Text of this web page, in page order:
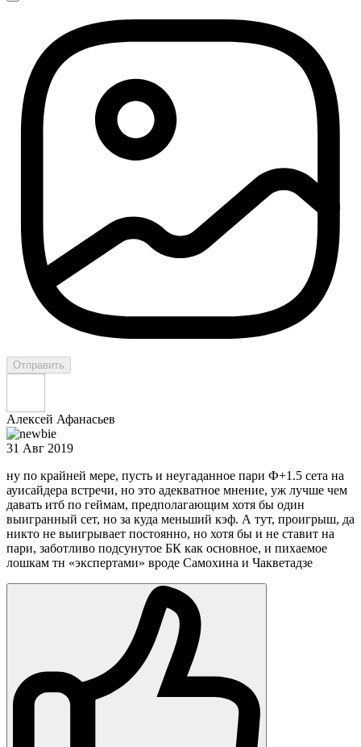
Отправить
Алексей Афанасьев
31 Авг 2019
ну по крайней мере, пусть и неугаданное пари Ф+1.5 сета на
ауисайдера встречи, но это адекватное мнение, уж лучше чем
давать итб по геймам, предполагающим хотя бы один
выигранный сет, но за куда меньший кэф. А тут, проигрыш, да
никто не выигрывает постоянно, но хотя бы и не ставит на
пари, заботливо подсунутое БК как основное, и пихаемое
лошкам тн «экспертами» вроде Самохина и Чакветадзе